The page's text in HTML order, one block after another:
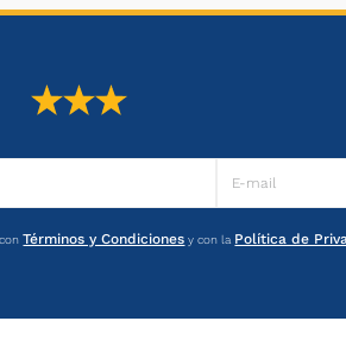
conTérminos y Condiciones y con la Política de